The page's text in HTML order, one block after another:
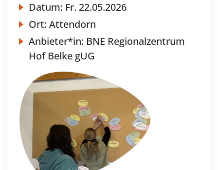
Datum: Fr. 22.05.2026
Ort: Attendorn
Anbieter*in: BNE Regionalzentrum
Hof Belke gUG